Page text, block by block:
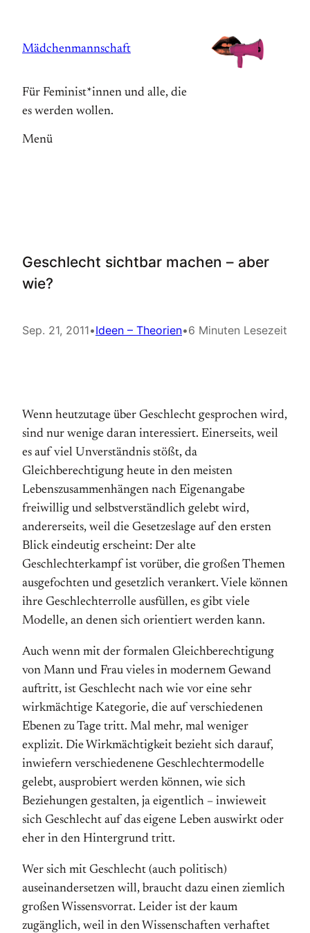
springen
Mädchenmannschaft
Für Feminist*innen und alle, die
es werden wollen.
Menü
Geschlecht sichtbar machen – aber
wie?
Sep. 21, 2011•Ideen – Theorien•6 Minuten Lesezeit
Wenn heutzutage über Geschlecht gesprochen wird,
sind nur wenige daran interessiert. Einerseits, weil
es auf viel Unverständnis stößt, da
Gleichberechtigung heute in den meisten
Lebenszusammenhängen nach Eigenangabe
freiwillig und selbstverständlich gelebt wird,
andererseits, weil die Gesetzeslage auf den ersten
Blick eindeutig erscheint: Der alte
Geschlechterkampf ist vorüber, die großen Themen
ausgefochten und gesetzlich verankert. Viele können
ihre Geschlechterrolle ausfüllen, es gibt viele
Modelle, an denen sich orientiert werden kann.
Auch wenn mit der formalen Gleichberechtigung
von Mann und Frau vieles in modernem Gewand
auftritt, ist Geschlecht nach wie vor eine sehr
wirkmächtige Kategorie, die auf verschiedenen
Ebenen zu Tage tritt. Mal mehr, mal weniger
explizit. Die Wirkmächtigkeit bezieht sich darauf,
inwiefern verschiedenene Geschlechtermodelle
gelebt, ausprobiert werden können, wie sich
Beziehungen gestalten, ja eigentlich – inwieweit
sich Geschlecht auf das eigene Leben auswirkt oder
eher in den Hintergrund tritt.
Wer sich mit Geschlecht (auch politisch)
auseinandersetzen will, braucht dazu einen ziemlich
großen Wissensvorrat. Leider ist der kaum
zugänglich, weil in den Wissenschaften verhaftet